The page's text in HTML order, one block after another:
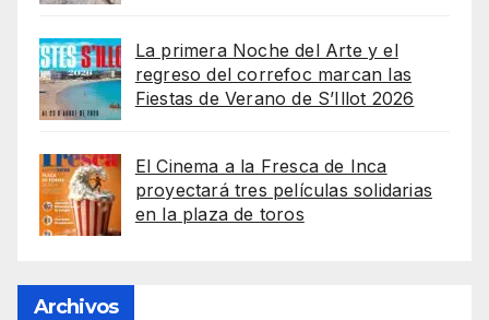
La primera Noche del Arte y el
regreso del correfoc marcan las
Fiestas de Verano de S’Illot 2026
El Cinema a la Fresca de Inca
proyectará tres películas solidarias
en la plaza de toros
Archivos